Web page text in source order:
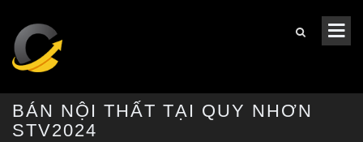
BÁN NỘI THẤT TẠI QUY NHƠN
STV2024